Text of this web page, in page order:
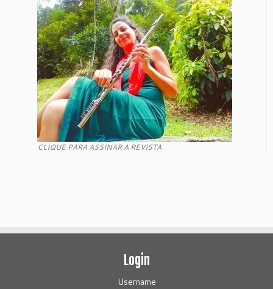
CLIQUE PARA ASSINAR A REVISTA
Login
Username